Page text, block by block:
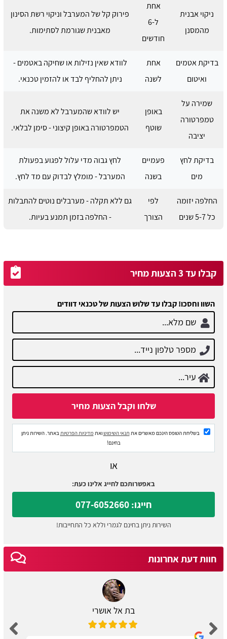
ניקוי אבנית
מהמסנן
אחת
ל-6
חודשים
פירוק קל של המערבל וניקוי רשת הסינון
מאבנית שגורמת לסתימות.
בדיקת אטמים
ואיטום
אחת
לשנה
לוודא שאין נזילות או שחיקה באטמים -
ניתן להחליף לבד או להזמין טכנאי.
שמירה על
טמפרטורה
יציבה
באופן
שוטף
יש לוודא שהמערבל לא משנה את
הטמפרטורה באופן קיצוני - סימן לבלאי.
בדיקת לחץ
מים
פעמיים
בשנה
לחץ גבוה מדי עלול לפגוע בפעולת
המערבל - מומלץ לבדוק עם מד לחץ.
החלפה יזומה
כל 5-7 שנים
לפי
הצורך
גם ללא תקלה - מערבלים נוטים להתבלות
- החלפה בזמן תמנע בעיות.
קבלו עד 3 הצעות מחיר
השוו וחסכו! קבלו עד שלוש הצעות של טכנאי דוודים
בשליחת הטופס הינכם מאשרים את תנאי השימושואת מדיניות הפרטיותבאתר. השירות ניתן
בחינם!
או
באפשרותכם לחייג אלינו כעת:
חייגו: 077-6052660
השירות ניתן בחינם לגמרי וללא כל התחייבות!
חוות דעת אחרונות
בת אל אושרי